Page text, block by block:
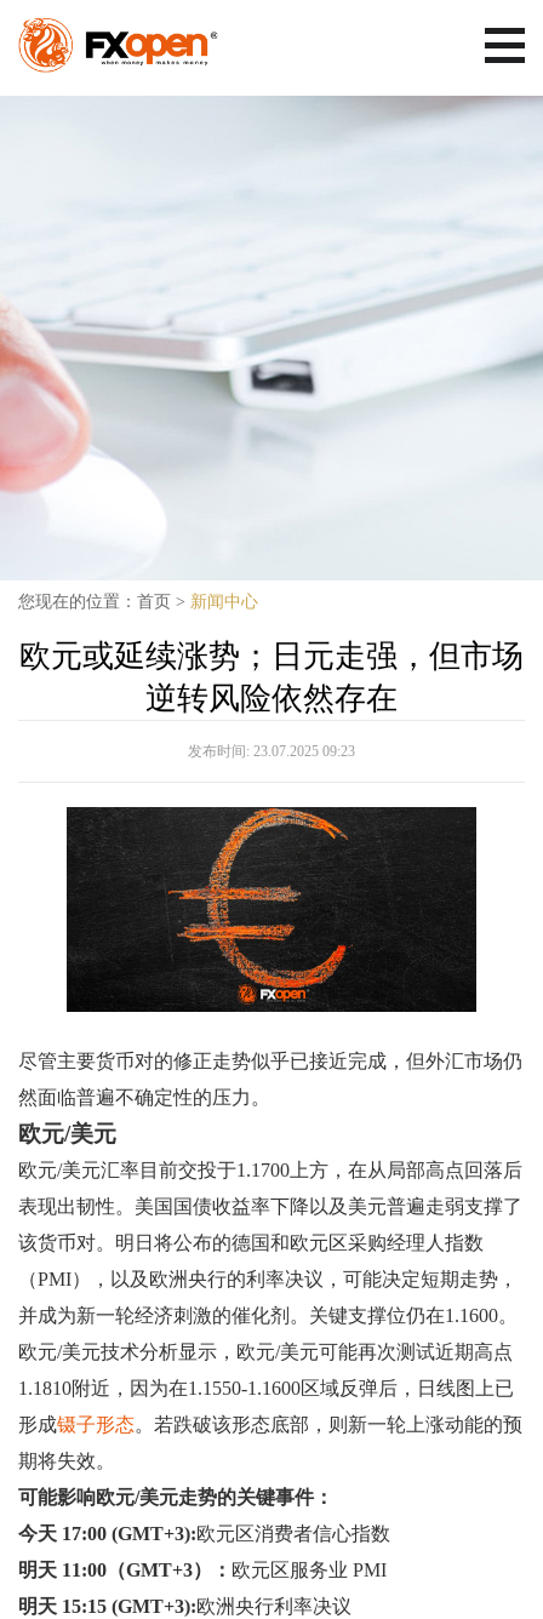
您现在的位置： 首页 > 新闻中心
欧元或延续涨势；日元走强，但市场
逆转风险依然存在
发布时间: 23.07.2025 09:23
尽管主要货币对的修正走势似乎已接近完成，但外汇市场仍
然面临普遍不确定性的压力。
欧元/美元
欧元/美元汇率目前交投于1.1700上方，在从局部高点回落后
表现出韧性。美国国债收益率下降以及美元普遍走弱支撑了
该货币对。明日将公布的德国和欧元区采购经理人指数
（PMI），以及欧洲央行的利率决议，可能决定短期走势，
并成为新一轮经济刺激的催化剂。关键支撑位仍在1.1600。
欧元/美元技术分析显示，欧元/美元可能再次测试近期高点
1.1810附近，因为在1.1550-1.1600区域反弹后，日线图上已
形成镊子形态。若跌破该形态底部，则新一轮上涨动能的预
期将失效。
可能影响欧元/美元走势的关键事件：
今天 17:00 (GMT+3):欧元区消费者信心指数
明天 11:00（GMT+3）： 欧元区服务业 PMI
明天 15:15 (GMT+3):欧洲央行利率决议